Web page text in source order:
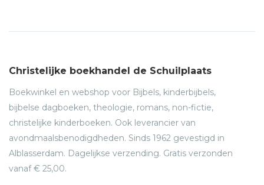
Christelijke boekhandel de Schuilplaats
Boekwinkel en webshop voor Bijbels, kinderbijbels,
bijbelse dagboeken, theologie, romans, non-fictie,
christelijke kinderboeken. Ook leverancier van
avondmaalsbenodigdheden. Sinds 1962 gevestigd in
Alblasserdam. Dagelijkse verzending. Gratis verzonden
vanaf € 25,00.